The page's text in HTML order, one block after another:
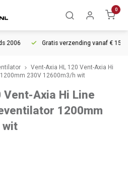
0
Gratis verzending vanaf € 150
Vent-Axia HL 120 Vent-Axia Hi
230V 12600m3/h wit
Axia Hi Line
1200mm
wit